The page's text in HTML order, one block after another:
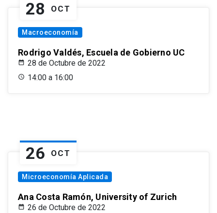
28 OCT
Macroeconomía
Rodrigo Valdés, Escuela de Gobierno UC
28 de Octubre de 2022
14:00 a 16:00
26 OCT
Microeconomía Aplicada
Ana Costa Ramón, University of Zurich
26 de Octubre de 2022